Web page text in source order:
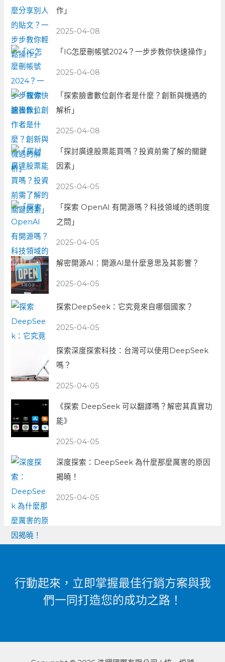
作」
2025-04-08
「IG怎麼刪帳號2024？一步步教你快速操作」
2025-04-08
「探索臉書數位創作者是什麼？創新與機遇的
解析」
2025-04-08
「探討廣達股票能買嗎？投資前需了解的關鍵
因素」
2025-04-05
「探索 OpenAI 有開源嗎？科技領域的透明度
之問」
2025-04-05
解密開源AI：開源AI是什麼意思及其影響？
2025-04-05
探索DeepSeek：它究竟來自哪個國家？
2025-04-05
探索深度探索科技：台灣可以使用DeepSeek
嗎？
2025-04-05
《探索 DeepSeek 可以翻譯嗎？解密其真實功
能》
2025-04-05
深度探索：DeepSeek 為什麼那麼厲害的原因
揭曉！
2025-04-05
行動起來，立即掌握最佳行銷方案與我
們一同打造您的成功之路！